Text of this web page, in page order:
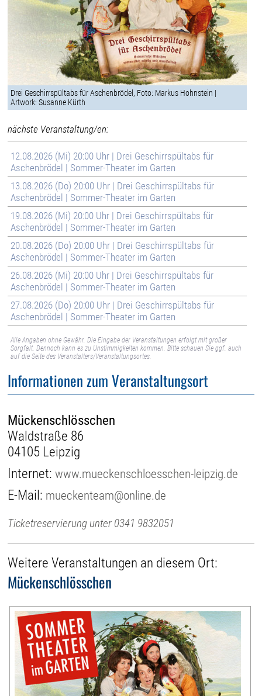
Drei Geschirrspültabs für Aschenbrödel, Foto: Markus Hohnstein |
Artwork: Susanne Kürth
nächste Veranstaltung/en:
12.08.2026 (Mi) 20:00 Uhr | Drei Geschirrspültabs für
Aschenbrödel | Sommer-Theater im Garten
13.08.2026 (Do) 20:00 Uhr | Drei Geschirrspültabs für
Aschenbrödel | Sommer-Theater im Garten
19.08.2026 (Mi) 20:00 Uhr | Drei Geschirrspültabs für
Aschenbrödel | Sommer-Theater im Garten
20.08.2026 (Do) 20:00 Uhr | Drei Geschirrspültabs für
Aschenbrödel | Sommer-Theater im Garten
26.08.2026 (Mi) 20:00 Uhr | Drei Geschirrspültabs für
Aschenbrödel | Sommer-Theater im Garten
27.08.2026 (Do) 20:00 Uhr | Drei Geschirrspültabs für
Aschenbrödel | Sommer-Theater im Garten
Alle Angaben ohne Gewähr. Die Eingabe der Veranstaltungen erfolgt mit großer
Sorgfalt. Dennoch kann es zu Unstimmigkeiten kommen. Bitte schauen Sie ggf. auch
auf die Seite des Veranstalters/Veranstaltungsortes.
Informationen zum Veranstaltungsort
Mückenschlösschen
Waldstraße 86
04105 Leipzig
Internet:www.mueckenschloesschen-leipzig.de
E-Mail: mueckenteam@online.de
Ticketreservierung unter 0341 9832051
Weitere Veranstaltungen an diesem Ort:
Mückenschlösschen